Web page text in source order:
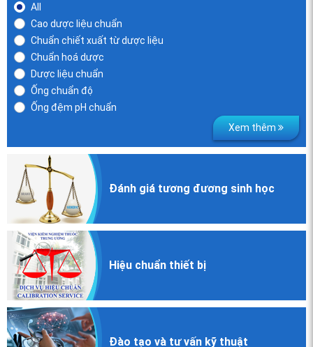
All
Cao dược liệu chuẩn
Chuẩn chiết xuất từ dược liệu
Chuẩn hoá dược
Dược liệu chuẩn
Ống chuẩn độ
Ống đệm pH chuẩn
Xem thêm
Đánh giá tương đương sinh học
Hiệu chuẩn thiết bị
Đào tạo và tư vấn kỹ thuật